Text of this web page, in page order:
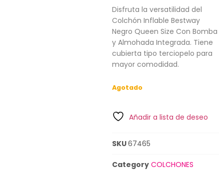
Disfruta la versatilidad del
Colchón Inflable Bestway
Negro Queen Size Con Bomba
y Almohada Integrada. Tiene
cubierta tipo terciopelo para
mayor comodidad.
Agotado
Añadir a lista de deseo
SKU67465
Category COLCHONES